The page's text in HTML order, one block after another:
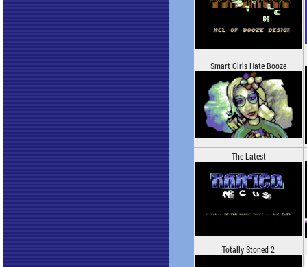
Smart Girls Hate Booze
The Latest
Totally Stoned 2